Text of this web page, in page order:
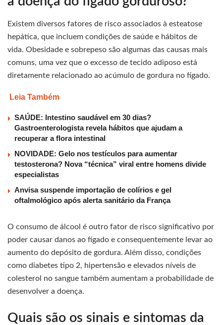
Existem diversos fatores de risco associados à esteatose
hepática, que incluem condições de saúde e hábitos de
vida. Obesidade e sobrepeso são algumas das causas mais
comuns, uma vez que o excesso de tecido adiposo está
diretamente relacionado ao acúmulo de gordura no fígado.
Leia Também
SAÚDE: Intestino saudável em 30 dias?
Gastroenterologista revela hábitos que ajudam a
recuperar a flora intestinal
NOVIDADE: Gelo nos testículos para aumentar
testosterona? Nova “técnica” viral entre homens divide
especialistas
Anvisa suspende importação de colírios e gel
oftalmológico após alerta sanitário da França
O consumo de álcool é outro fator de risco significativo por
poder causar danos ao fígado e consequentemente levar ao
aumento do depósito de gordura. Além disso, condições
como diabetes tipo 2, hipertensão e elevados níveis de
colesterol no sangue também aumentam a probabilidade de
desenvolver a doença.
Quais são os sinais e sintomas da